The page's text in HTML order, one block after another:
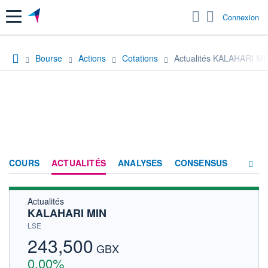
Menu Connexion
Bourse Actions Cotations Actualités KALAHARI
COURS ACTUALITÉS ANALYSES CONSENSUS
Actualités
KALAHARI MIN
LSE
243,500 GBX
0,00%